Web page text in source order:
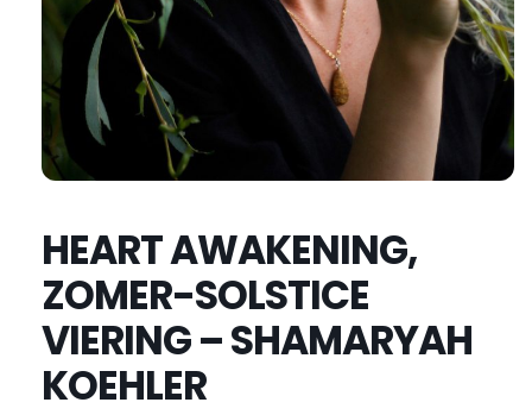
HEART AWAKENING,
ZOMER-SOLSTICE
VIERING – SHAMARYAH
KOEHLER